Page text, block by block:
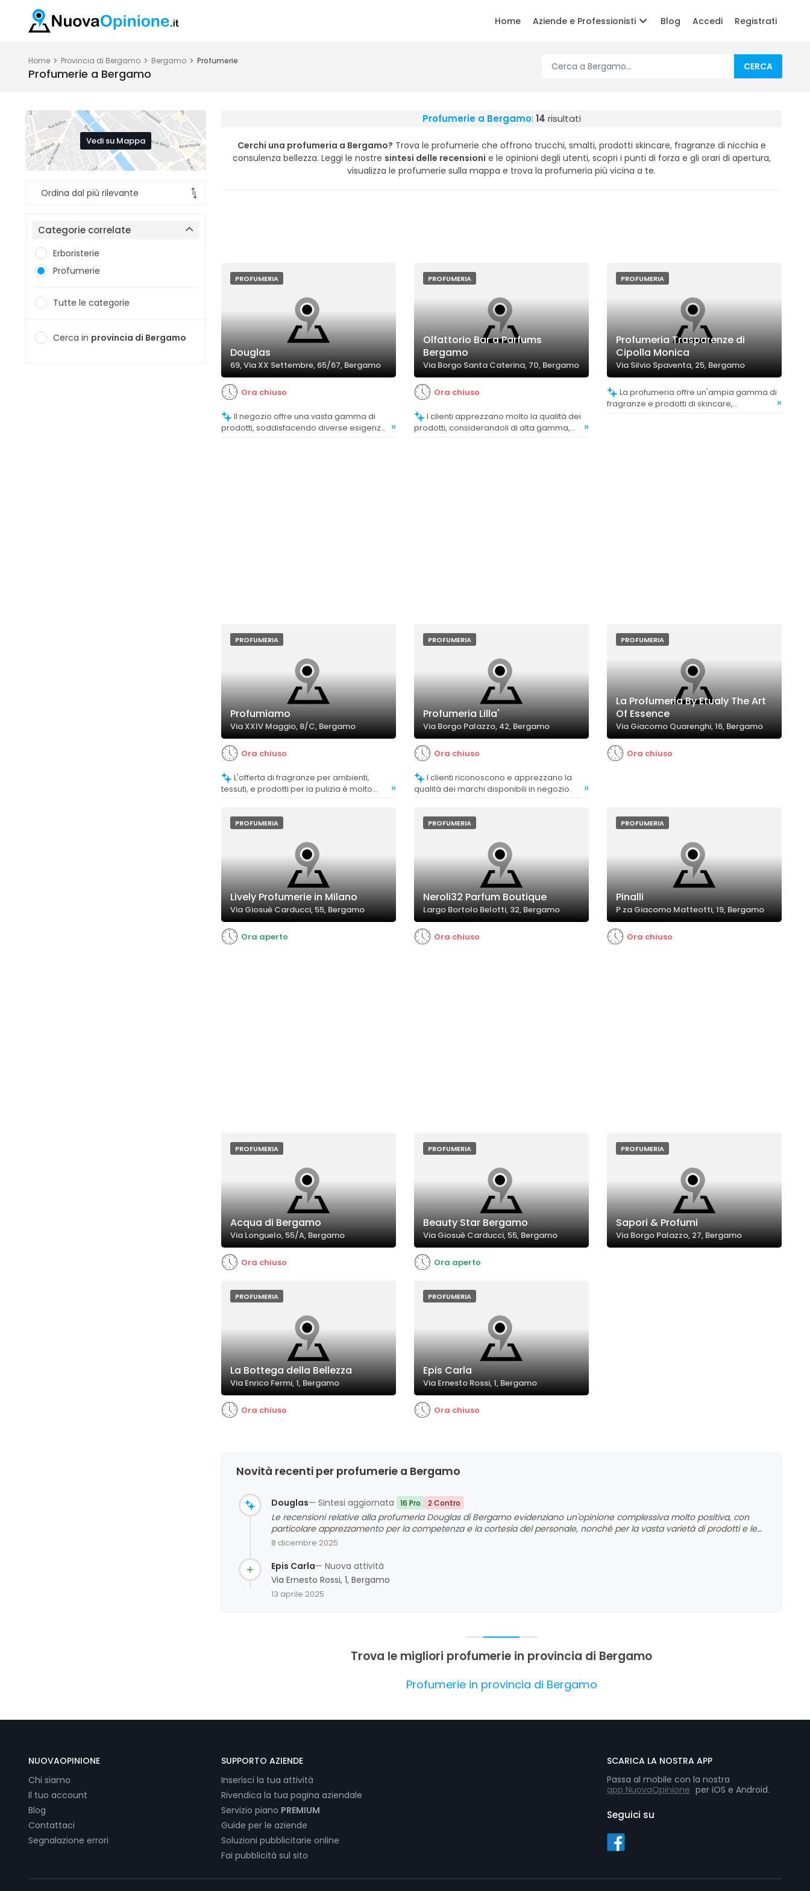
Home Aziende e Professionisti Blog Accedi Registrati
Home Provincia di Bergamo Bergamo Profumerie
Profumerie a Bergamo
CERCA
Vedi su Mappa
Categorie correlate
Erboristerie
Profumerie
Tutte le categorie
Cerca in provincia di Bergamo
Profumerie a Bergamo: 14 risultati
Cerchi una profumeria a Bergamo? Trova le profumerie che offrono trucchi, smalti, prodotti skincare, fragranze di nicchia e
consulenza bellezza. Leggi le nostre sintesi delle recensioni e le opinioni degli utenti, scopri i punti di forza e gli orari di apertura,
visualizza le profumerie sulla mappa e trova la profumeria più vicina a te.
PROFUMERIA
Douglas
69, Via XX Settembre, 65/67, Bergamo
Ora chiuso
prodotti, soddisfacendo diverse esigenze »
PROFUMERIA
Olfattorio Bar a Parfums
Bergamo
Via Borgo Santa Caterina, 70, Bergamo
Ora chiuso
I clienti apprezzano molto la qualità dei
prodotti, considerandoli di alta gamma,
»
PROFUMERIA
Profumeria Trasparenze di
Cipolla Monica
Via Silvio Spaventa, 25, Bergamo
La profumeria offre un'ampia gamma di
fragranze e prodotti di skincare,
»
PROFUMERIA
Profumiamo
Via XXIV Maggio, 8/C, Bergamo
Ora chiuso
tessuti, e prodotti per la pulizia è molto
»
PROFUMERIA
Profumeria Lilla'
Via Borgo Palazzo, 42, Bergamo
Ora chiuso
I clienti riconoscono e apprezzano la
qualità dei marchi disponibili in negozio.
»
PROFUMERIA
La Profumeria By Etualy The Art
Of Essence
Via Giacomo Quarenghi, 16, Bergamo
Ora chiuso
PROFUMERIA
Lively Profumerie in Milano
Via Giosuè Carducci, 55, Bergamo
Ora aperto
PROFUMERIA
Neroli32 Parfum Boutique
Largo Bortolo Belotti, 32, Bergamo
Ora chiuso
PROFUMERIA
Pinalli
P.za Giacomo Matteotti, 19, Bergamo
Ora chiuso
PROFUMERIA
Acqua di Bergamo
Via Longuelo, 55/A, Bergamo
Ora chiuso
PROFUMERIA
Beauty Star Bergamo
Via Giosuè Carducci, 55, Bergamo
Ora aperto
PROFUMERIA
Sapori & Profumi
Via Borgo Palazzo, 27, Bergamo
PROFUMERIA
La Bottega della Bellezza
Via Enrico Fermi, 1, Bergamo
Ora chiuso
PROFUMERIA
Epis Carla
Via Ernesto Rossi, 1, Bergamo
Ora chiuso
Novità recenti per profumerie a Bergamo
Douglas— Sintesi aggiornata 16 Pro 2 Contro
Le recensioni relative alla profumeria Douglas di Bergamo evidenziano un'opinione complessiva molto positiva, con
particolare apprezzamento per la competenza e la cortesia del personale, nonché per la vasta varietà di prodotti e le
offerte disponibili. I clienti evidenziano spesso l'attenzione e la preparazione delle consulenti di bellezza, come Ioana,
criticità legate a tempi di attesa e a un servizio meno attento in alcune occasioni, ma nel complesso l'esperienza di
acquisto e i servizi offerti risultano soddisfacenti e affidabili.
8 dicembre 2025
Epis Carla— Nuova attività
Via Ernesto Rossi, 1, Bergamo
13 aprile 2025
Trova le migliori profumerie in provincia di Bergamo
Profumerie in provincia di Bergamo
NUOVAOPINIONE
Chi siamo
Il tuo account
Blog
Contattaci
Segnalazione errori
SUPPORTO AZIENDE
Inserisci la tua attività
Rivendica la tua pagina aziendale
Servizio piano PREMIUM
Guide per le aziende
Soluzioni pubblicitarie online
Fai pubblicità sul sito
SCARICA LA NOSTRA APP
Passa al mobile con la nostra
app NuovaOpinione per iOS e Android.
Seguici su